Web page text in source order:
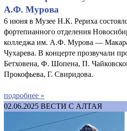
А.Ф. Мурова
6 июня в Музее Н.К. Рериха
фортепианного отделения
колледжа им. А.Ф. Мурова —
Чухарева. В концерте прозвучали
Бетховена, Ф. Шопена, П.
Прокофьева, Г. Свиридова.
подробнее »
02.06.2025 ВЕСТИ С АЛТАЯ